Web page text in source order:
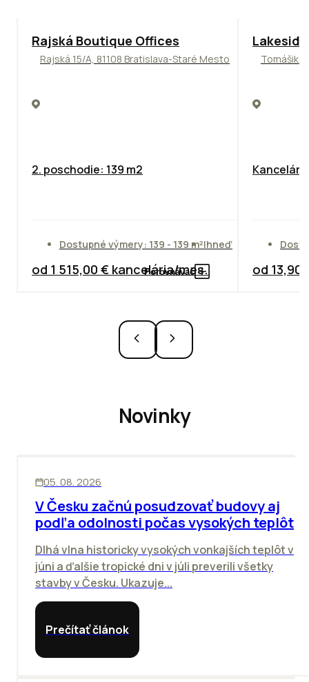
Rajská Boutique Offices
Rajská 15/A, 81108 Bratislava-Staré Mesto
2. poschodie: 139 m2
Dostupné výmery: 139 - 139 m²Ihneď
od 1 515,00 € kancelária/mes.
Porovnávač od 13,90
Novinky
05. 08. 2026
V Česku začnú posudzovať budovy aj
podľa odolnosti počas vysokých teplôt
Dlhá vlna historicky vysokých vonkajších teplôt v
júni a ďalšie tropické dni v júli preverili všetky
stavby v Česku. Ukazuje...
Prečítať článok